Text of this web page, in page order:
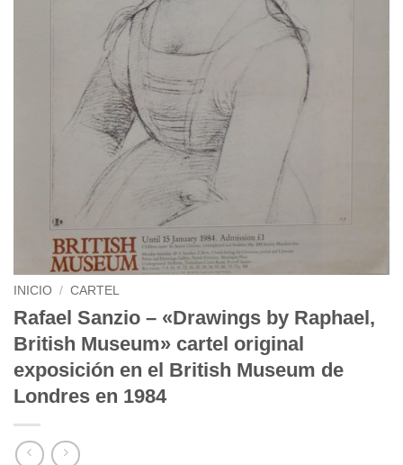
INICIO / CARTEL
Rafael Sanzio – «Drawings by Raphael,
British Museum» cartel original
exposición en el British Museum de
Londres en 1984